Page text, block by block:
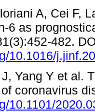
A, Cei F,
6 as
482.
10.1016/
J, Yang Y et al.
coronavirus
10.1101/